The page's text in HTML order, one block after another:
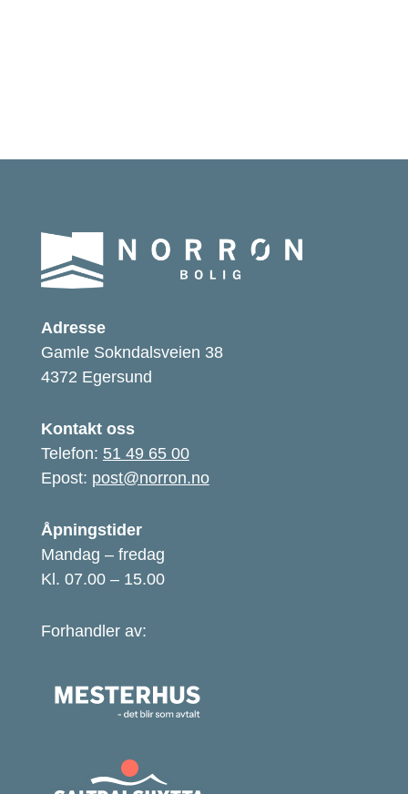
Adresse
Gamle Sokndalsveien 38
4372 Egersund
Kontakt oss
Telefon: 51 49 65 00
Epost: post@norron.no
Åpningstider
Mandag – fredag
Kl. 07.00 – 15.00
Forhandler av: